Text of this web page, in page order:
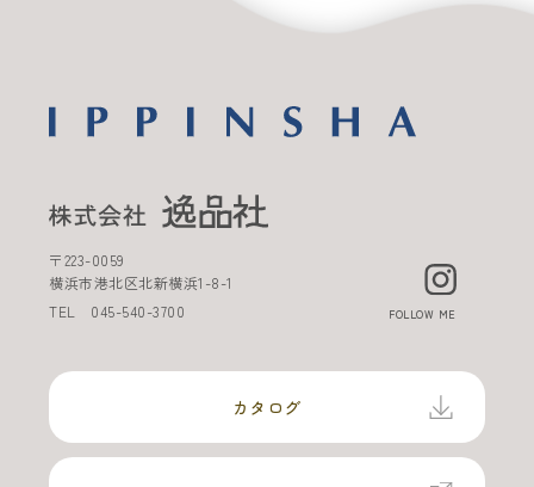
〒223-0059
横浜市港北区北新横浜1-8-1
TEL 045-540-3700 FOLLOW ME
カタログ